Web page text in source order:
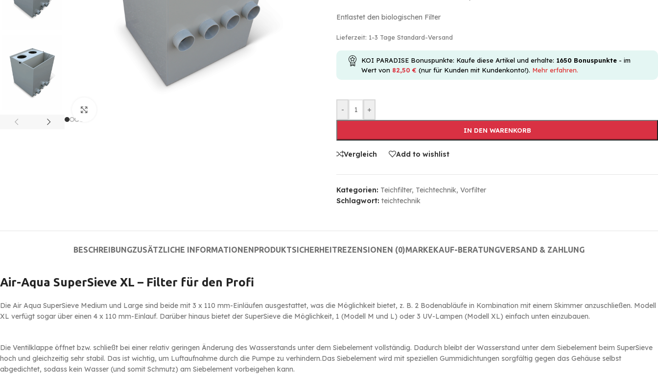
Entlastet den biologischen Filter
Lieferzeit: 1-3 Tage Standard-Versand
KOI PARADISE Bonuspunkte: Kaufe diese Artikel und erhalte: 1650 Bonuspunkte - im
Wert von 82,50 € (nur für Kunden mit Kundenkonto!). Mehr erfahren.
- +
IN DEN WARENKORB
Vergleich Add to wishlist
Kategorien: Teichfilter, Teichtechnik, Vorfilter
Schlagwort: teichtechnik
BESCHREIBUNGZUSÄTZLICHE INFORMATIONEN PRODUKTSICHERHEITREZENSIONEN (0)MARKE KAUF-BERATUNGVERSAND & ZAHLUNG
Air-Aqua SuperSieve XL – Filter für den Profi
Die Air Aqua SuperSieve Medium und Large sind beide mit 3 x 110 mm-Einläufen ausgestattet, was die Möglichkeit bietet, z. B. 2 Bodenabläufe in Kombination mit einem Skimmer anzuschließen. Modell
XL verfügt sogar über einen 4 x 110 mm-Einlauf. Darüber hinaus bietet der SuperSieve die Möglichkeit, 1 (Modell M und L) oder 3 UV-Lampen (Modell XL) einfach unten einzubauen.
Die Ventilklappe öffnet bzw. schließt bei einer relativ geringen Änderung des Wasserstands unter dem Siebelement vollständig. Dadurch bleibt der Wasserstand unter dem Siebelement beim SuperSieve
hoch und gleichzeitig sehr stabil. Das ist wichtig, um Luftaufnahme durch die Pumpe zu verhindern.Das Siebelement wird mit speziellen Gummidichtungen sorgfältig gegen das Gehäuse selbst
abgedichtet, sodass kein Wasser (und somit Schmutz) am Siebelement vorbeigehen kann.